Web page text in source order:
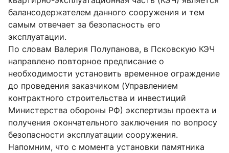
балансодержателем данного сооружения и тем
самым отвечает за безопасность его
эксплуатации.
По словам Валерия Полупанова, в Псковскую КЭЧ
направлено повторное предписание о
необходимости установить временное ограждение
до проведения заказчиком (Управлением
контрактного строительства и инвестиций
Министерства обороны РФ) экспертизы проекта и
получения окончательного заключения по вопросу
безопасности эксплуатации сооружения.
Напомним, что с момента установки памятника